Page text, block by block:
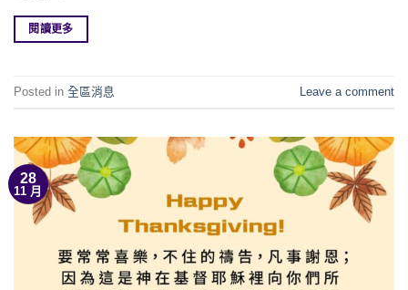
閱讀更多
Posted in 全區消息 Leave a comment
28
11 月